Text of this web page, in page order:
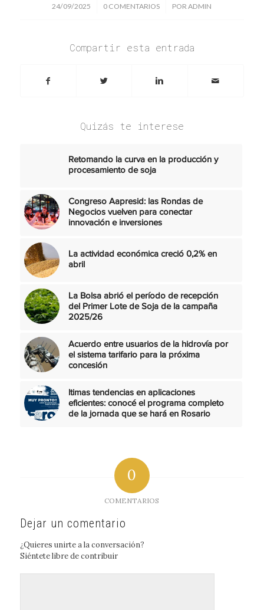
24/09/2025
/ 0 COMENTARIOS
/ PORADMIN
Compartir esta entrada
Quizás te interese
Retomando la curva en la producción y
procesamiento de soja
Congreso Aapresid: las Rondas de
Negocios vuelven para conectar
innovación e inversiones
La actividad económica creció 0,2% en
abril
La Bolsa abrió el período de recepción
del Primer Lote de Soja de la campaña
2025/26
Acuerdo entre usuarios de la hidrovía por
el sistema tarifario para la próxima
concesión
ltimas tendencias en aplicaciones
eficientes: conocé el programa completo
de la jornada que se hará en Rosario
0
COMENTARIOS
Dejar un comentario
¿Quieres unirte a la conversación?
Siéntete libre de contribuir